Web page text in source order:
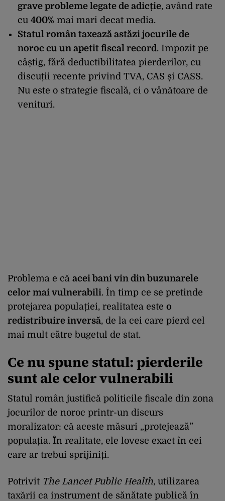
grave probleme legate de adicție, având rate
cu 400% mai mari decat media.
Statul român taxează astăzi jocurile de
noroc cu un apetit fiscal record . Impozit pe
câștig, fără deductibilitatea pierderilor, cu
discuții recente privind TVA, CAS și CASS.
Nu este o strategie fiscală, ci o vânătoare de
venituri.
Problema e că acei bani vin din buzunarele
celor mai vulnerabili. În timp ce se pretinde
protejarea populației, realitatea este o
redistribuire inversă, de la cei care pierd cel
mai mult către bugetul de stat.
Ce nu spune statul: pierderile
sunt ale celor vulnerabili
Statul român justifică politicile fiscale din zona
jocurilor de noroc printr-un discurs
moralizator: că aceste măsuri „protejează”
populația. În realitate, ele lovesc exact în cei
care ar trebui sprijiniți.
Potrivit The Lancet Public Health, utilizarea
taxării ca instrument de sănătate publică în